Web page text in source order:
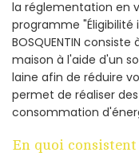
la réglementation en
programme "Éligibilité
BOSQUENTIN
maison à l'aide d'un
laine afin de réduire
permet de réaliser
consommation
En quoi